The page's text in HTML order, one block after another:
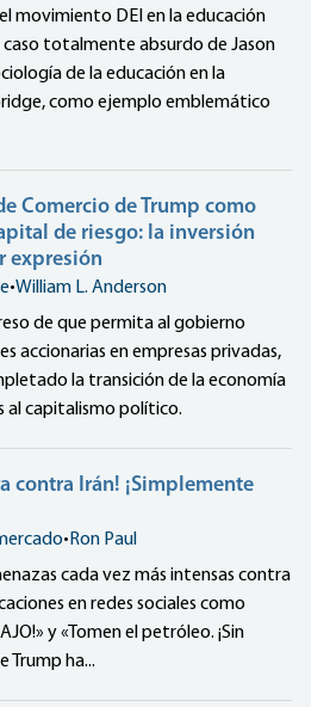
movimiento DEI en la educación
caso totalmente absurdo de Jason
de la educación en la
como ejemplo emblemático
Comercio de Trump como
de riesgo: la inversión
expresión
•William L. Anderson
de que permita al gobierno
accionarias en empresas privadas,
la transición de la economía
al capitalismo político.
contra Irán! ¡Simplemente
• Ron Paul
cada vez más intensas contra
en redes sociales como
y «Tomen el petróleo. ¡Sin
Trump ha...